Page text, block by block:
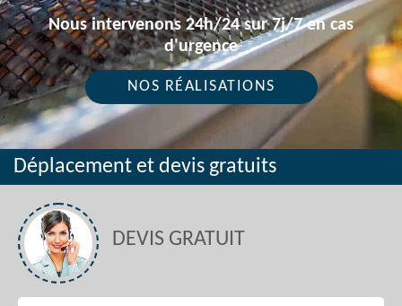
Nous intervenons 24h/24 sur 7j/7 en cas
d'urgence
NOS RÉALISATIONS
Déplacement et devis gratuits
DEVIS GRATUIT